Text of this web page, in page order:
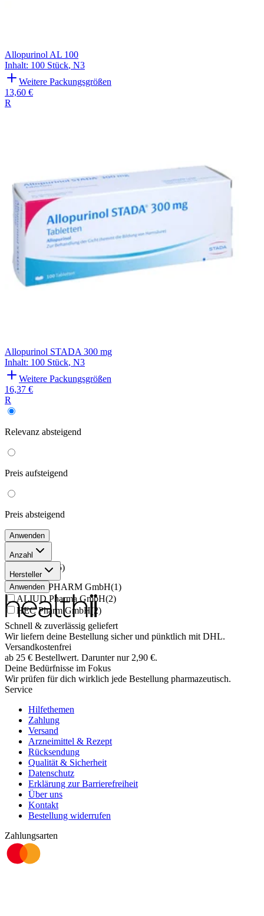
Allopurinol AL 100
Inhalt: 100 Stück, N3
Weitere Packungsgrößen
13,60 €
R
Allopurinol STADA 300 mg
Inhalt: 100 Stück, N3
Weitere Packungsgrößen
16,37 €
R
Relevanz absteigend
Preis aufsteigend
Preis absteigend
Anwenden
Anzahl
100 Stück 5)
Hersteller
STADAPHARM GmbH(1)
ALIUD Pharma GmbH(2)
HEC Pharm GmbH (2)
Anwenden
Schnell & zuverlässig geliefert
Wir liefern deine Bestellung sicher und pünktlich mit DHL.
Versandkostenfrei
ab 25 € Bestellwert. Darunter nur 2,90 €.
Deine Bedürfnisse im Fokus
Wir prüfen für dich wirklich jede Bestellung pharmazeutisch.
Service
Hilfethemen
Zahlung
Versand
Arzneimittel & Rezept
Rücksendung
Qualität & Sicherheit
Datenschutz
Erklärung zur Barrierefreiheit
Über uns
Kontakt
Bestellung widerrufen
Zahlungsarten